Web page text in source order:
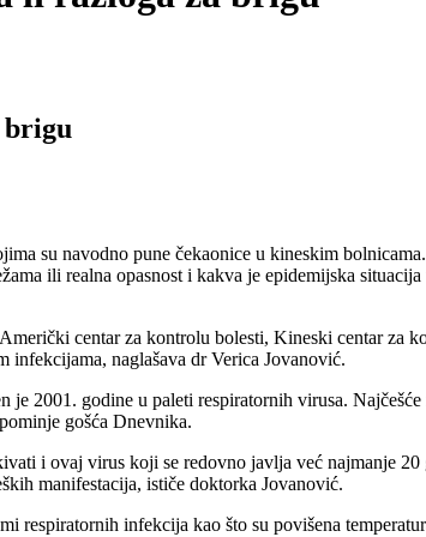
brigu
su navodno pune čekaonice u kineskim
ili realna opasnost i kakva je epidemijska
centar za kontrolu bolesti, Kineski centar za
naglašava dr Verica Jovanović.
2001. godine u paleti respiratornih virusa.
gošća Dnevnika.
i ovaj virus koji se redovno javlja već najmanje
manifestacija, ističe doktorka Jovanović.
infekcija kao što su povišena